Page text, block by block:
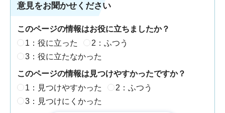
意見をお聞かせください
このページの情報はお役に立ちましたか？
1：役に立った
2：ふつう
3：役に立たなかった
このページの情報は見つけやすかったですか？
1：見つけやすかった
2：ふつう
3：見つけにくかった